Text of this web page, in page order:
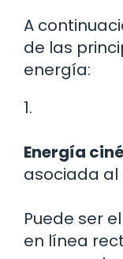
A
de las
energía:
1.
Energía
asociada al
Puede ser
en línea